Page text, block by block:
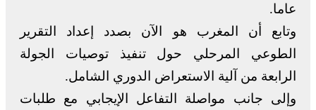
عاما.
وتابع أن المغرب هو الآن بصدد إعداد التقرير
الطوعي المرحلي حول تنفيذ توصيات الجولة
الرابعة من آلية الاستعراض الدوري الشامل.
وإلى جانب مواصلة التفاعل الإيجابي مع طلبات